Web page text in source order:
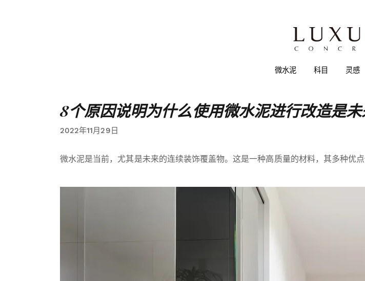
微水泥 科目 灵感
8个原因说明为什么使用微水泥进行改造是
2022年11月29日
微水泥是当前，尤其是未来的连续装饰覆盖物。这是一种高质量的材料，其多种优